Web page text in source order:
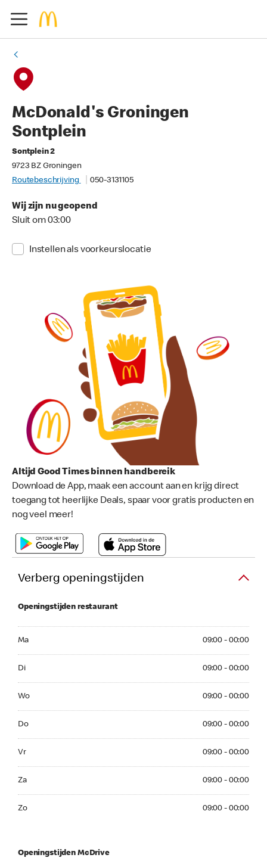
McDonald's Groningen
Sontplein
Sontplein 2
9723 BZ Groningen
Routebeschrijving
050-3131105
Wij zijn nu geopend
Sluit om 03:00
Instellen als voorkeurslocatie
Altijd Good Times binnen handbereik
Download de App, maak een account aan en krijg direct
toegang tot heerlijke Deals, spaar voor gratis producten en
nog veel meer!
Verberg openingstijden
Openingstijden restaurant
Ma 09:00 - 00:00
Di 09:00 - 00:00
Wo 09:00 - 00:00
Do 09:00 - 00:00
Vr 09:00 - 00:00
Za 09:00 - 00:00
Zo 09:00 - 00:00
Openingstijden McDrive